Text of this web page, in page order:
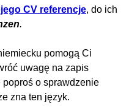
CV referencje, do ich
.
pomogą Ci
uwagę na zapis
o sprawdzenie
zna ten język.